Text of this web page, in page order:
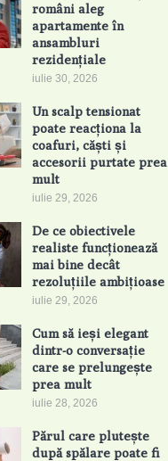
români aleg
apartamente în
ansambluri
rezidențiale
iulie 30, 2026
Un scalp tensionat
poate reacționa la
coafuri, căști și
accesorii purtate prea
mult
iulie 29, 2026
De ce obiectivele
realiste funcționează
mai bine decât
rezoluțiile ambițioase
iulie 29, 2026
Cum să ieși elegant
dintr-o conversație
care se prelungește
prea mult
iulie 28, 2026
Părul care plutește
după spălare poate fi